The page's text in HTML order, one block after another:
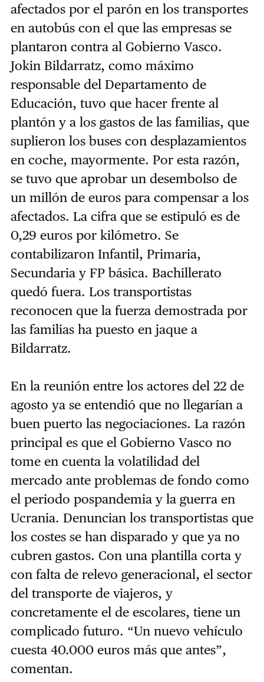
afectados por el parón en los transportes
en autobús con el que las empresas se
plantaron contra al Gobierno Vasco.
Jokin Bildarratz, como máximo
responsable del Departamento de
Educación, tuvo que hacer frente al
plantón y a los gastos de las familias, que
suplieron los buses con desplazamientos
en coche, mayormente. Por esta razón,
se tuvo que aprobar un desembolso de
un millón de euros para compensar a los
afectados. La cifra que se estipuló es de
0,29 euros por kilómetro. Se
contabilizaron Infantil, Primaria,
Secundaria y FP básica. Bachillerato
quedó fuera. Los transportistas
reconocen que la fuerza demostrada por
las familias ha puesto en jaque a
Bildarratz.
En la reunión entre los actores del 22 de
agosto ya se entendió que no llegarían a
buen puerto las negociaciones. La razón
principal es que el Gobierno Vasco no
tome en cuenta la volatilidad del
mercado ante problemas de fondo como
el periodo pospandemia y la guerra en
Ucrania. Denuncian los transportistas que
los costes se han disparado y que ya no
cubren gastos. Con una plantilla corta y
con falta de relevo generacional, el sector
del transporte de viajeros, y
concretamente el de escolares, tiene un
complicado futuro. “Un nuevo vehículo
cuesta 40.000 euros más que antes”,
comentan.